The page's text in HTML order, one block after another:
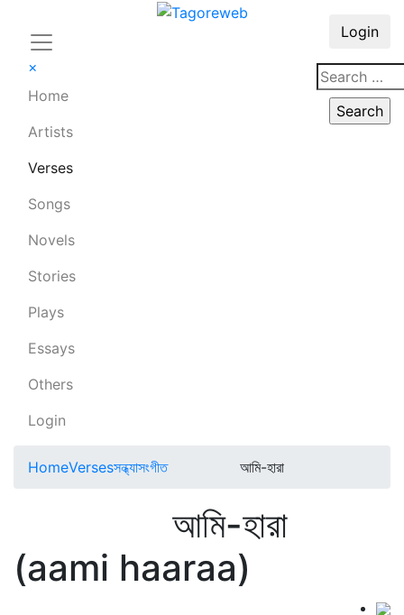
×
Home
Artists
Verses
Songs
Novels
Stories
Plays
Essays
Others
Login
Login
HomeVersesসন্ধ্যাসংগীতআমি-হারা
আমি-হারা
(aami haaraa)